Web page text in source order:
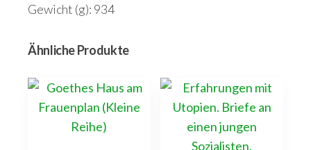
Gewicht (g): 934
Ähnliche Produkte